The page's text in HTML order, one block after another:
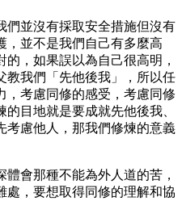
們並沒有採取安全措施但沒有
，並不是我們自己有多麼高
，如果誤以為自己很高明，
教我們「先他後我」，所以任
，考慮同修的感受，考慮同修
目地就是要成就先他後我、
考慮他人，那我們修煉的意義
會那種不能為外人道的苦，
處，要想取得同修的理解和協